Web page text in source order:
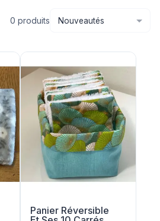
0 produits Nouveautés
Panier Réversible